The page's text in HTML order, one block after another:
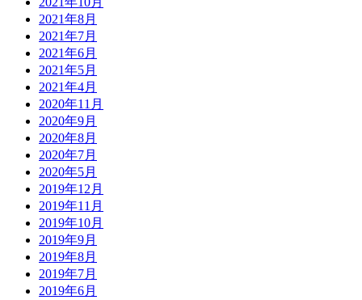
2021年8月
2021年7月
2021年6月
2021年5月
2021年4月
2020年11月
2020年9月
2020年8月
2020年7月
2020年5月
2019年12月
2019年11月
2019年10月
2019年9月
2019年8月
2019年7月
2019年6月